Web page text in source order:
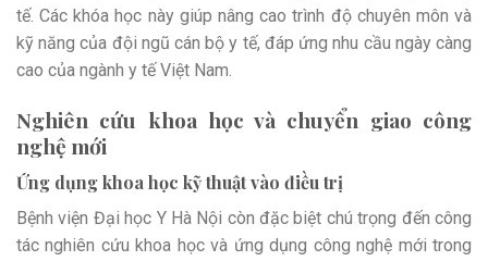
tế. Các khóa học này giúp nâng cao trình độ chuyên môn và
kỹ năng của đội ngũ cán bộ y tế, đáp ứng nhu cầu ngày càng
cao của ngành y tế Việt Nam.
Nghiên cứu khoa học và chuyển giao công
nghệ mới
Ứng dụng khoa học kỹ thuật vào điều trị
Bệnh viện Đại học Y Hà Nội còn đặc biệt chú trọng đến công
tác nghiên cứu khoa học và ứng dụng công nghệ mới trong